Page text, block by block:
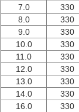
7.0
330
8.0
330
9.0
330
10.0
330
11.0
330
12.0
330
13.0
330
14.0
330
16.0
330